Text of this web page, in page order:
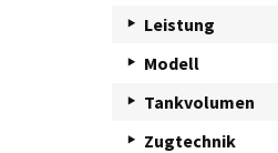
Leistung
Modell
Tankvolumen
Zugtechnik